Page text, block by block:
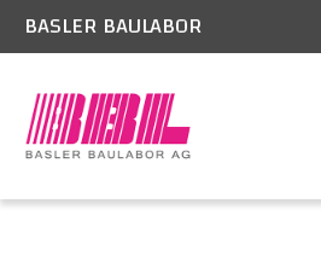
BASLER BAULABOR
SCHADSTOFFE